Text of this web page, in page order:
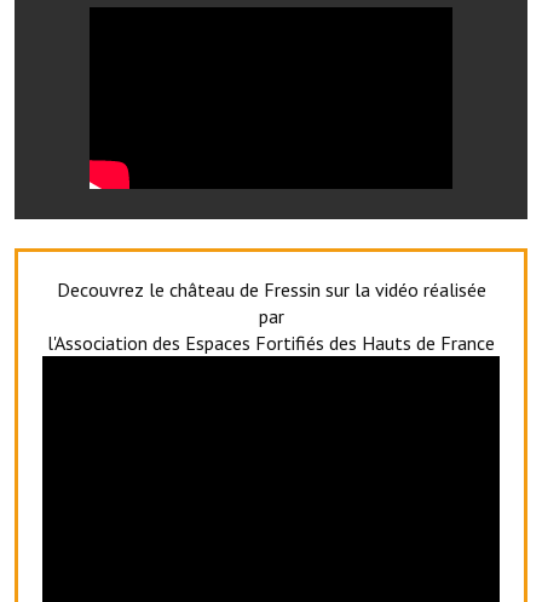
O' jardin paisible
La chèvrerie de la Planquette
Decouvrez le château de Fressin sur la vidéo réalisée
par
l'Association des Espaces Fortifiés des Hauts de France